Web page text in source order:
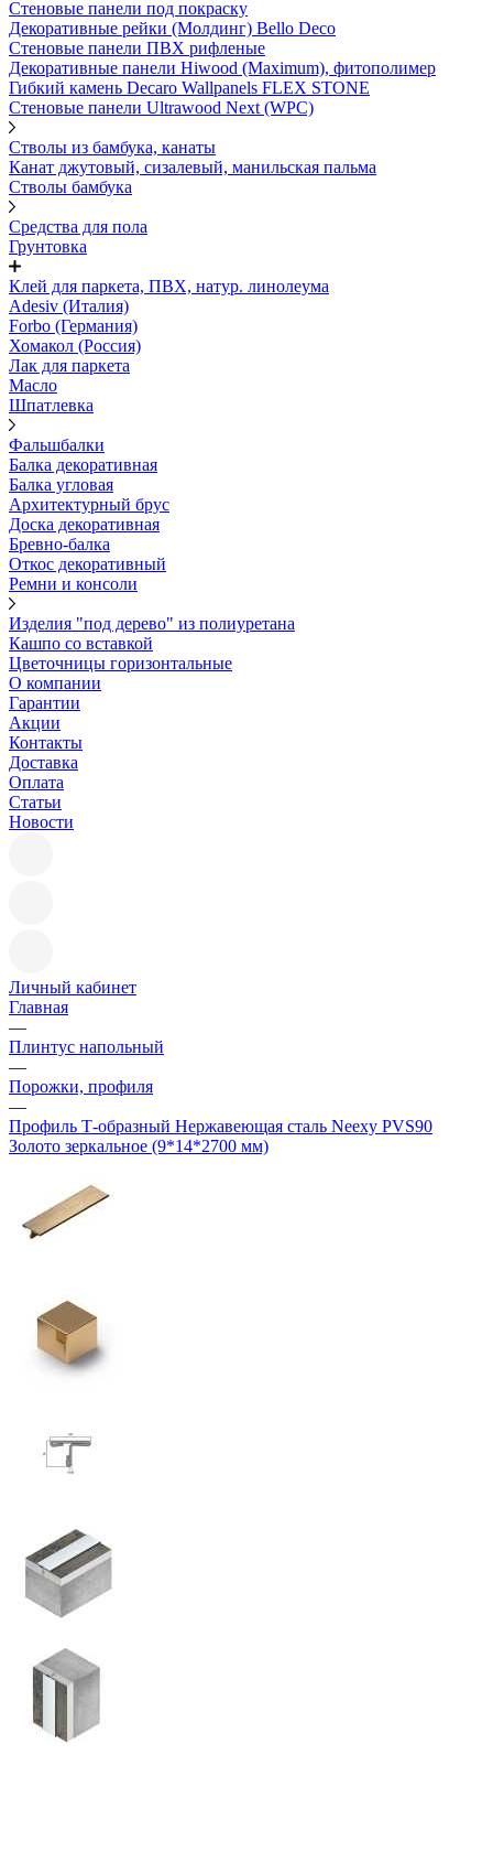
Стеновые панели под покраску
Декоративные рейки (Молдинг) Bello Deco
Стеновые панели ПВХ рифленыe
Декоративные панели Hiwood (Maximum), фитополимер
Гибкий камень Decaro Wallpanels FLEX STONE
Стеновые панели Ultrawood Next (WPC)
Стволы из бамбука, канаты
Канат джутовый, сизалевый, манильская пальма
Стволы бамбука
Средства для пола
Грунтовка
Клей для паркета, ПВХ, натур. линолеума
Adesiv (Италия)
Forbo (Германия)
Хомакол (Россия)
Лак для паркета
Масло
Шпатлевка
Фальшбалки
Балка декоративная
Балка угловая
Архитектурный брус
Доска декоративная
Бревно-балка
Откос декоративный
Ремни и консоли
Изделия "под дерево" из полиуретана
Кашпо со вставкой
Цветочницы горизонтальные
О компании
Гарантии
Акции
Контакты
Доставка
Оплата
Статьи
Новости
Личный кабинет
Главная
—
Плинтус напольный
—
Порожки, профиля
—
Профиль Т-образный Нержавеющая сталь Neexy PVS90
Золото зеркальное (9*14*2700 мм)